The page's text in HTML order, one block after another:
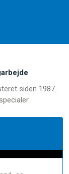
siden 1987.